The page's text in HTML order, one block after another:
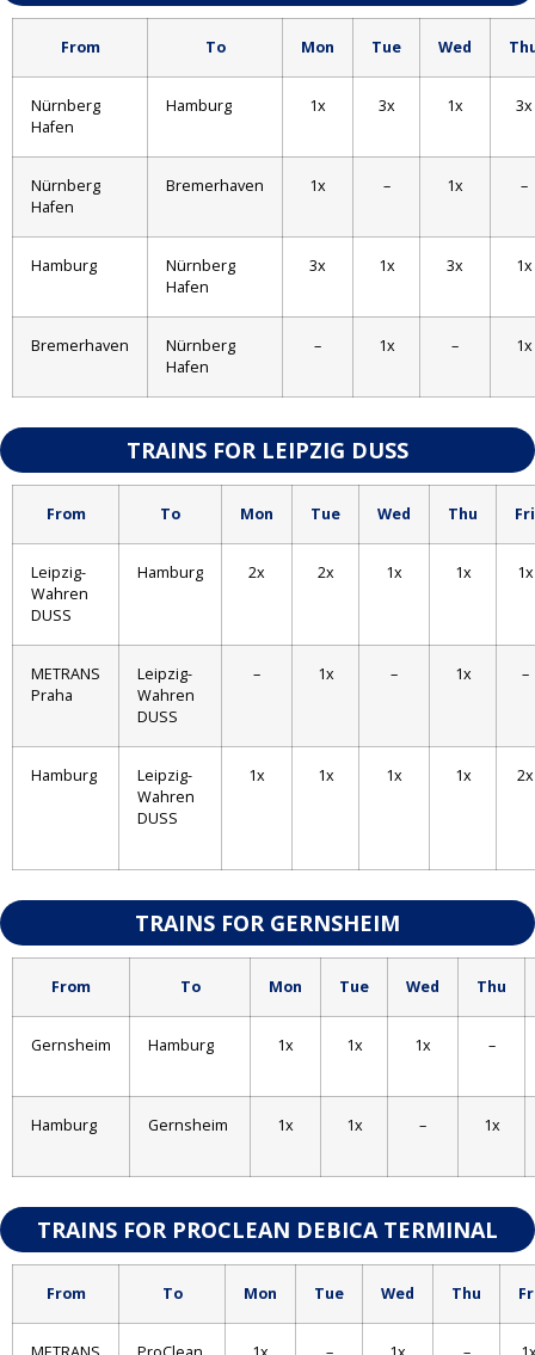
From To Mon Tue Wed
Nürnberg
Hafen
Hamburg 1x 3x 1x 3x
Nürnberg
Hafen
Bremerhaven 1x – 1x –
Hamburg
Nürnberg
Hafen
3x 1x 3x 1x
Bremerhaven
Nürnberg
Hafen
– 1x – 1x
TRAINS FOR LEIPZIG DUSS
From To Mon Tue Wed Thu Fri
Leipzig-
Wahren
DUSS
Hamburg 2x 2x 1x 1x 1x
METRANS
Praha
Leipzig-
Wahren
DUSS
– 1x – 1x –
Hamburg
Leipzig-
Wahren
DUSS
1x 1x 1x 1x 2x
TRAINS FOR GERNSHEIM
From To Mon Tue Wed Thu
Gernsheim Hamburg 1x 1x 1x –
Hamburg Gernsheim 1x 1x – 1x
TRAINS FOR PROCLEAN DEBICA TERMINAL
From To Mon Tue Wed Thu